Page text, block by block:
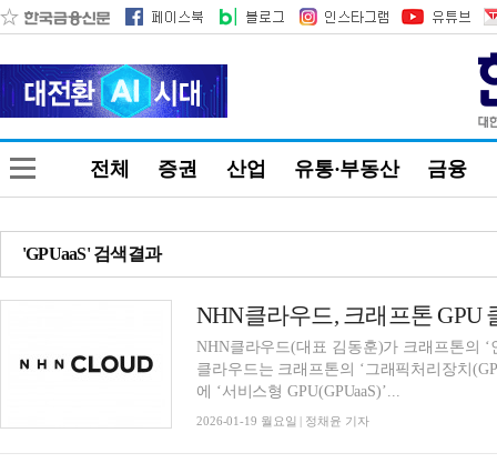
전체 증권 산업 유통·부동산 금융
'GPUaaS' 검색결과
NHN클라우드, 크래프톤 GPU
NHN클라우드(대표 김동훈)가 크래프톤의
클라우드는 크래프톤의 ‘그래픽처리장치
에 ‘서비스형 GPU(GPUaaS)’...
2026-01-19 월요일 | 정채윤 기자